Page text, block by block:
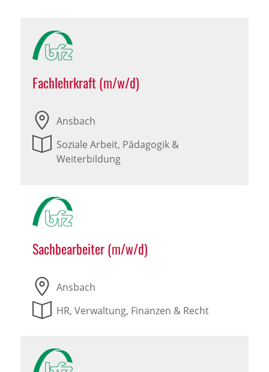
Fachlehrkraft (m/w/d)
Ansbach
Soziale Arbeit, Pädagogik &
Weiterbildung
Sachbearbeiter (m/w/d)
Ansbach
HR, Verwaltung, Finanzen & Recht